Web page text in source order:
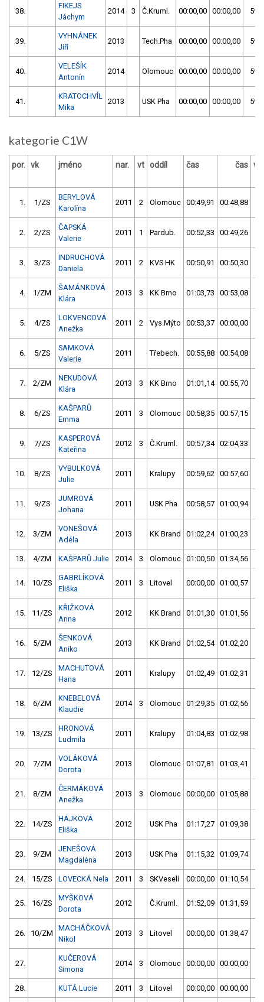
38.
FIKEJS
Jáchym
2014 3 Č.Kruml. 00:00,00 00:00,00
39.
VYHNÁNEK
Jiří
2013 Tech.Pha 00:00,00 00:00,00
40.
VELEŠÍK
Antonín
2014 Olomouc 00:00,00 00:00,00
41.
KRATOCHVÍL
Mika
2013 USK Pha 00:00,00 00:00,00
kategorie C1W
por. vk jméno nar. vt oddíl čas čas
1. 1/ZS
BERYLOVÁ
Karolína
2011 2 Olomouc 00:49,91 00:48,88
2. 2/ZS
ČAPSKÁ
Valerie
2011 1 Pardub. 00:52,33 00:49,26
3. 3/ZS
INDRUCHOVÁ
Daniela
2011 2 KVS HK 00:50,91 00:50,30
4. 1/ZM
ŠAMÁNKOVÁ
Klára
2013 3 KK Brno 01:03,73 00:53,08
5. 4/ZS
LOKVENCOVÁ
Anežka
2011 2 Vys.Mýto 00:53,37 00:00,00
6. 5/ZS
SAMKOVÁ
Valerie
2011 Třebech. 00:55,88 00:54,08
7. 2/ZM
NEKUDOVÁ
Klára
2013 3 KK Brno 01:01,14 00:55,70
8. 6/ZS
KAŠPARŮ
Emma
2011 3 Olomouc 00:58,35 00:57,15
9. 7/ZS
KASPEROVÁ
Kateřina
2012 3 Č.Kruml. 00:57,34 02:04,33
10. 8/ZS
VYBULKOVÁ
Julie
2011 Kralupy 00:59,62 00:57,60
11. 9/ZS
JUMROVÁ
Johana
2011 USK Pha 00:58,57 01:00,94
12. 3/ZM
VONEŠOVÁ
Adéla
2013 KK Brand 01:02,24 01:00,23
13. 4/ZM KAŠPARŮ Julie 2014 3 Olomouc 01:00,50 01:34,56
14. 10/ZS
GABRLÍKOVÁ
Eliška
2011 3 Litovel 00:00,00 01:00,57
15. 11/ZS
KŘIŽKOVÁ
Anna
2012 KK Brand 01:01,30 01:01,56
16. 5/ZM
ŠENKOVÁ
Aniko
2013 KK Brand 01:02,54 01:02,20
17. 12/ZS
MACHUTOVÁ
Hana
2011 Kralupy 01:02,49 01:02,31
18. 6/ZM
KNEBELOVÁ
Klaudie
2014 3 Olomouc 01:29,35 01:02,56
19. 13/ZS
HRONOVÁ
Ludmila
2011 Kralupy 01:04,83 01:02,98
20. 7/ZM
VOLÁKOVÁ
Dorota
2013 Olomouc 01:07,81 01:03,41
21. 8/ZM
ČERMÁKOVÁ
Anežka
2013 3 Olomouc 00:00,00 01:05,88
22. 14/ZS
HÁJKOVÁ
Eliška
2012 USK Pha 01:17,27 01:09,38
23. 9/ZM
JENEŠOVÁ
Magdaléna
2013 USK Pha 01:15,32 01:09,74
24. 15/ZS LOVECKÁ Nela 2011 3 SKVeselí 00:00,00 01:10,54
25. 16/ZS
MYŠKOVÁ
Dorota
2012 Č.Kruml. 01:52,09 01:31,59
26. 10/ZM
MACHÁČKOVÁ
Nikol
2013 3 Litovel 00:00,00 01:38,47
27.
KUČEROVÁ
Simona
2014 3 Olomouc 00:00,00 00:00,00
28. KUTÁ Lucie 2011 3 Litovel 00:00,00 00:00,00